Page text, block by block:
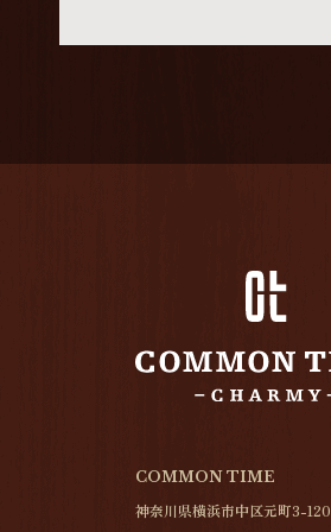
COMMON TIME
神奈川県横浜市中区元町3-120